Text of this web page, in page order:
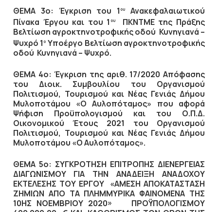
ΘΕΜΑ 3ο: Έγκριση του 1 ου
Ανακεφαλαιωτικού
Πίνακα Έργου και του 1 ουΠΚΝΤΜΕ της Πράξης
Βελτίωση αγροκτηνοτροφικής οδού Κυνηγιανά –
Ψυχρό 1 ο Υποέργο Βελτίωση αγροκτηνοτροφικής
οδού Κυνηγιανά – Ψυχρό.
ΘΕΜΑ 4ο: Έγκριση της αριθ. 17/2020 Απόφασης
του Διοικ. Συμβουλίου του Οργανισμού
Πολιτισμού, Τουρισμού και Νέας Γενιάς Δήμου
Μυλοποτάμου «Ο Αυλοπόταμος» που αφορά
Ψήφιση Προϋπολογισμού και του Ο.Π.Δ.
Οικονομικού Έτους 2021 του Οργανισμού
Πολιτισμού, Τουρισμού και Νέας Γενιάς Δήμου
Μυλοποτάμου «Ο Αυλοπόταμος».
ΘΕΜΑ 5ο: ΣΥΓΚΡΟΤΗΣΗ ΕΠΙΤΡΟΠΗΣ ΔΙΕΝΕΡΓΕΙΑΣ
ΔΙΑΓΩΝΙΣΜOY ΓΙΑ ΤΗΝ ΑΝΑΔΕΙΞΗ ΑΝΑΔΟΧΟΥ
ΕΚΤΕΛΕΣΗΣ ΤΟΥ ΕΡΓΟΥ «ΑΜΕΣΗ ΑΠΟΚΑΤΑΣΤΑΣΗ
ΖΗΜΙΩΝ ΑΠΟ ΤΑ ΠΛΗΜΜΥΡΙΚΑ ΦΑΙΝΟΜΕΝΑ ΤΗΣ
10ΗΣ ΝΟΕΜΒΡΙΟΥ 2020» ΠΡΟΫΠΟΛΟΓΙΣΜΟΥ